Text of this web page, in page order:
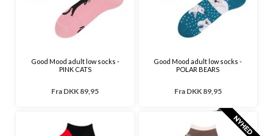
Good Mood adult low socks -
PINK CATS
Fra DKK 89,95
Good Mood adult low socks -
POLAR BEARS
Fra DKK 89,95